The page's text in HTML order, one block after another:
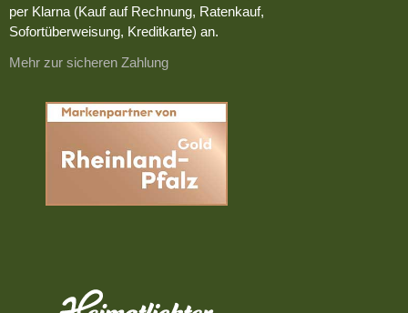
per Klarna (Kauf auf Rechnung, Ratenkauf,
Sofortüberweisung, Kreditkarte) an.
Mehr zur sicheren Zahlung